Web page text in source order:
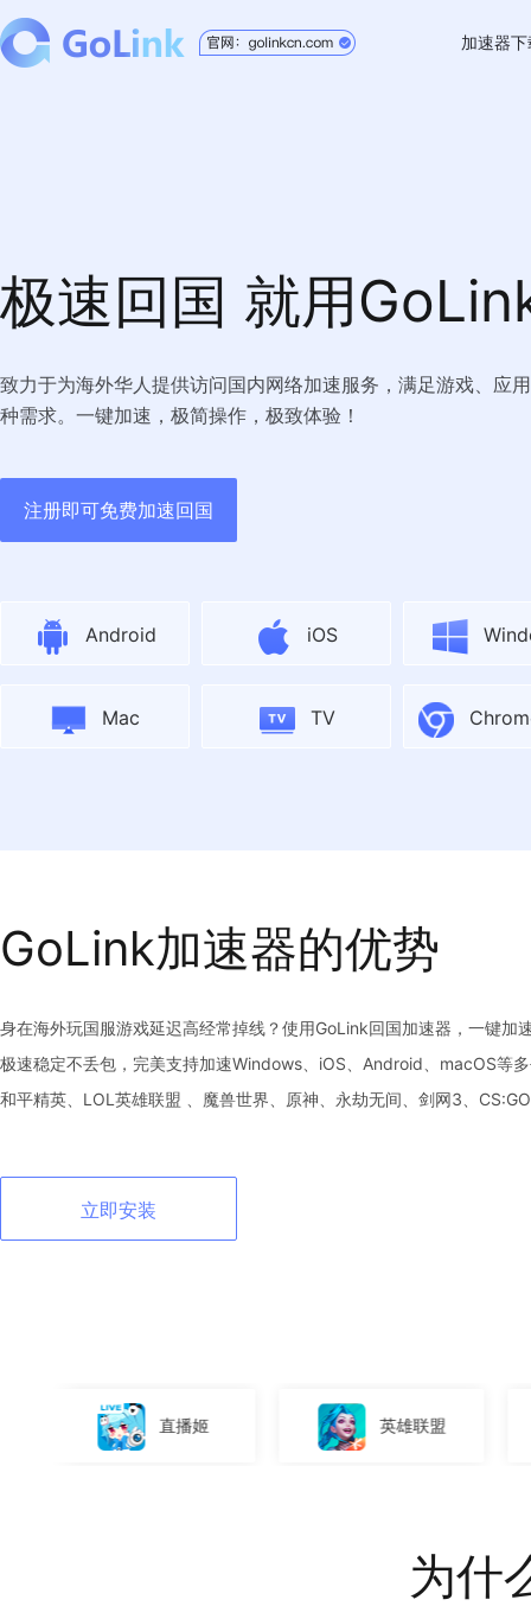
加速器下
TV版
Chrome
极速回国 就用
致力于为海外华人提供访问国内网络加速服务，满足游戏、应
种需求。一键加速，极简操作，极致体验！
注册即可免费加速回国
Android iOS
Mac TV
GoLink加速器的优势
身在海外玩国服游戏延迟高经常掉线？使用GoLink回国加速器，一键加
极速稳定不丢包，完美支持加速Windows、iOS、Android、macOS等
和平精英、LOL英雄联盟 、魔兽世界、原神、永劫无间、剑网3、
立即安装
英雄联盟 仙侠世界3
为什